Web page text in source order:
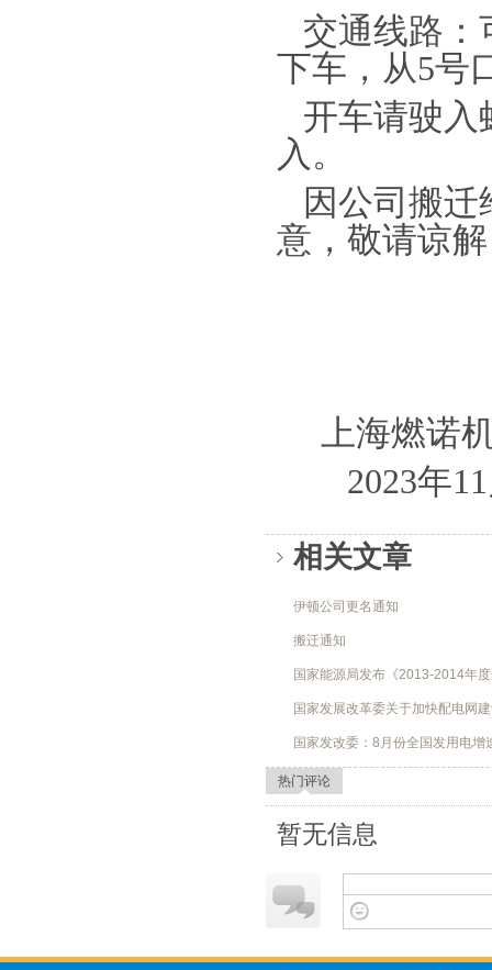
交通线路：
下车，从5号
开车请驶入
入。
因公司搬
意，敬请谅
上海燃诺
2023年11
相关文章
伊顿公司更名通知
搬迁通知
国家能源局发布《2013-2014年
国家发展改革委关于加快配电网
国家发改委：8月份全国发用电
热门评论
暂无信息